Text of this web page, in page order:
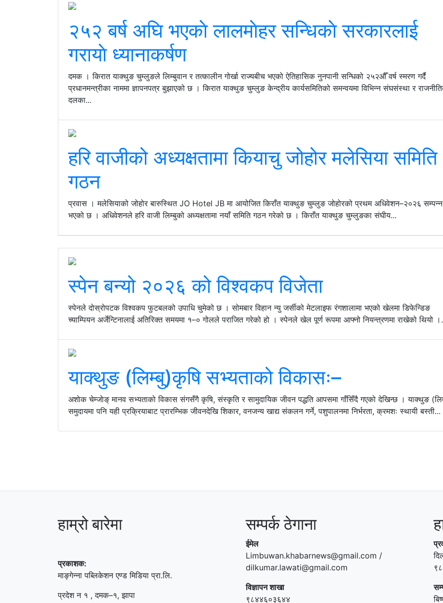
२५२ बर्ष अघि भएकाे लालमाेहर सन्धिकाे सरकारलाई
गरायाे ध्यानाकर्षण
दमक । किरात याक्थुङ चुम्लुङले लिम्बुवान र तत्कालीन गोर्खा राज्यबीच भएको ऐतिहासिक नुनपानी सन्धिको २५२औँ वर्ष स्मरण गर्दै
प्रधानमन्त्रीका नाममा ज्ञापनपत्र बुझाएको छ । किरात याक्थुङ चुम्लुङ केन्द्रीय कार्यसमितिको समन्वयमा विभिन्न संघसंस्था र
दलका...
हरि वाजीको अध्यक्षतामा कियाचु जोहोर मलेसिया समिति
गठन
प्रवास । मलेसियाको जोहोर बारुस्थित JO Hotel JB मा आयोजित किराँत याक्थुङ चुम्लुङ जोहोरको प्रथम अधिवेशन–२०२६ सम्पन्न
भएको छ । अधिवेशनले हरि वाजी लिम्बुको अध्यक्षतामा नयाँ समिति गठन गरेको छ । किराँत याक्थुङ चुम्लुङका संघीय...
स्पेन बन्यो २०२६ को विश्वकप विजेता
स्पेनले दोस्रोपटक विश्वकप फुटबलको उपाधि चुमेको छ । सोमबार विहान न्यु जर्सीको मेटलाइफ रंगशालामा भएको खेलमा डिफेन्डिङ
च्याम्पियन अर्जेन्टिनालाई अतिरिक्त समयमा १–० गोलले पराजित गरेको हो । स्पेनले खेल पूर्ण रूपमा आफ्नो नियन्त्रणमा राखेको थियो
याक्थुङ (लिम्बु)कृषि सभ्यताको विकासः–
अशाेक चेम्जाेङ् मानव सभ्यताको विकास संगसँगै कृषि, संस्कृति र सामुदायिक जीवन पद्धति आपसमा गाँसिँदै गएको देखिन्छ । याक्थुङ
समुदायमा पनि यही प्रक्रियाबाट प्रारम्भिक जीवनदेखि शिकार, वनजन्य खाद्य संकलन गर्ने, पशुपालनमा निर्भरता, क्रमशः स्थायी बस्ती...
हाम्रो बारेमा
प्रकाशक:
माङ्गेन्ना पब्लिकेशन एण्ड मिडिया प्रा.लि.
प्रदेश न १ , दमक–१, झापा
सम्पर्क ठेगाना
ईमेल
Limbuwan.khabarnews@gmail.com /
dilkumar.lawati@gmail.com
विज्ञापन शाखा
९८४४६०३६४४